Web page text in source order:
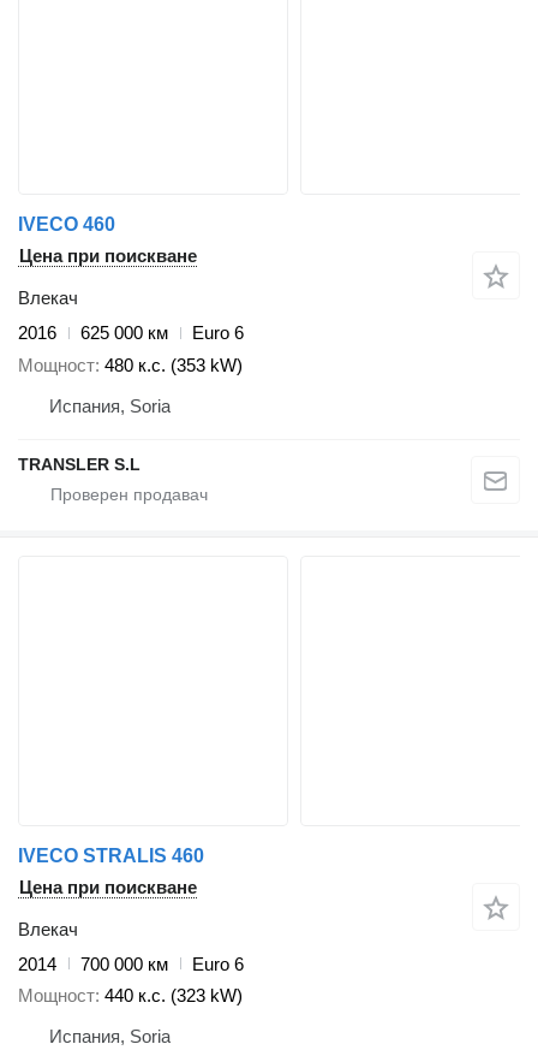
IVECO 460
Цена при поискване
Влекач
2016
625 000 км
Euro 6
Мощност 480 к.с. (353 kW)
Испания, Soria
TRANSLER S.L
IVECO STRALIS 460
Цена при поискване
Влекач
2014
700 000 км
Euro 6
Мощност 440 к.с. (323 kW)
Испания, Soria